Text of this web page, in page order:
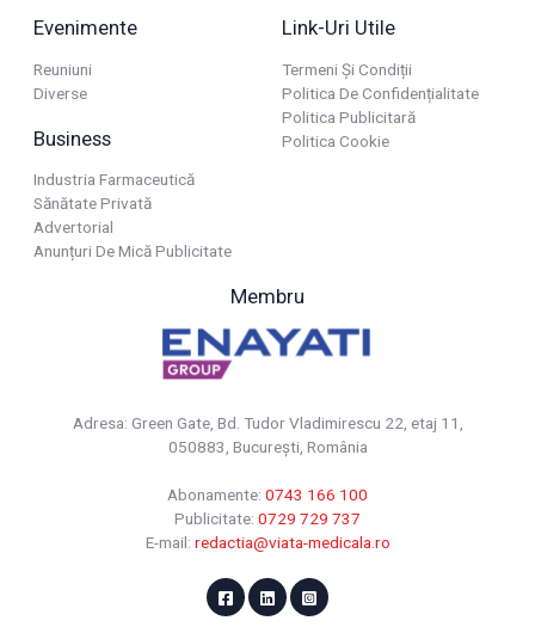
Evenimente
Reuniuni
Diverse
Business
Industria Farmaceutică
Sănătate Privată
Advertorial
Anunțuri De Mică Publicitate
Link-Uri Utile
Termeni Și Condiții
Politica De Confidențialitate
Politica Publicitară
Politica Cookie
Membru
Adresa: Green Gate, Bd. Tudor Vladimirescu 22, etaj 11,
050883, Bucureşti, România
Abonamente: 0743 166 100
Publicitate: 0729 729 737
E-mail: redactia@viata-medicala.ro